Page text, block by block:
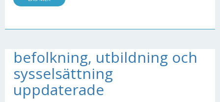
befolkning, utbildning och
sysselsättning
uppdaterade